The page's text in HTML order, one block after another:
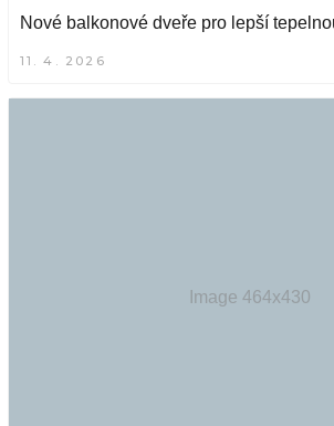
Nové balkonové dveře pro lepší
11. 4. 2026